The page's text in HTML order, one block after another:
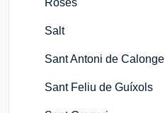
Salt
Sant Antoni de Calonge
Sant Feliu de Guíxols